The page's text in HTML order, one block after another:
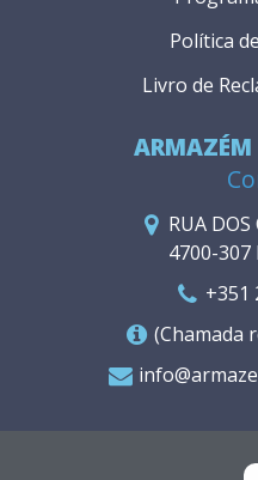
ARMAZÉM
RUA DOS
4700-307
+351
(Chamada
Política
Livro de